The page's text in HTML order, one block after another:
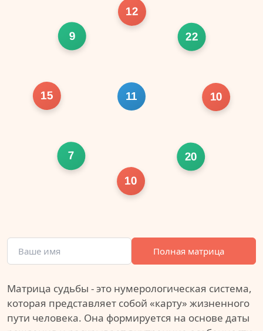
15
12
10
10
9 22
20
7
11
Полная матрица
Матрица судьбы - это нумерологическая система,
которая представляет собой «карту» жизненного
пути человека. Она формируется на основе даты